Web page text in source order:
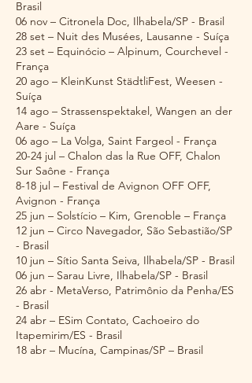
Brasil
06 nov – Citronela Doc, Ilhabela/SP - Brasil
28 set – Nuit des Musées, Lausanne - Suíça
23 set – Equinócio – Alpinum, Courchevel -
França
20 ago – KleinKunst StädtliFest, Weesen -
Suíça
14 ago – Strassenspektakel, Wangen an der
Aare - Suíça
06 ago – La Volga, Saint Fargeol - França
20-24 jul – Chalon das la Rue OFF, Chalon
Sur Saône - França
8-18 jul – Festival de Avignon OFF OFF,
Avignon - França
25 jun – Solstício – Kim, Grenoble – França
12 jun – Circo Navegador, São Sebastião/SP
- Brasil
10 jun – Sítio Santa Seiva, Ilhabela/SP - Brasil
06 jun – Sarau Livre, Ilhabela/SP - Brasil
26 abr - MetaVerso, Patrimônio da Penha/ES
- Brasil
24 abr – ESim Contato, Cachoeiro do
Itapemirim/ES - Brasil
18 abr – Mucína, Campinas/SP – Brasil